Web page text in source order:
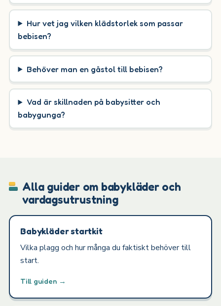
Hur vet jag vilken klädstorlek som passar
bebisen?
Behöver man en gåstol till bebisen?
Vad är skillnaden på babysitter och
babygunga?
Alla guider om babykläder och
vardagsutrustning
Babykläder startkit
Vilka plagg och hur många du faktiskt behöver till
start.
Till guiden →